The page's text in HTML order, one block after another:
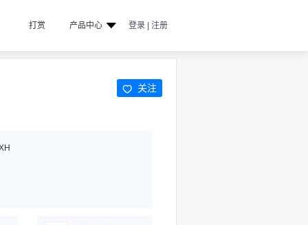
打赏 产品中心 登录 | 注册
关注